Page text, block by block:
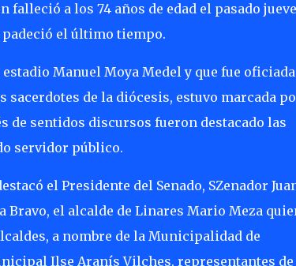
a los 74 años de edad el pasado
padeció el último tiempo.
Manuel Moya Medel y que fue
de la diócesis, estuvo marcada
de sentidos discursos fueron destacado las
servidor público.
el Presidente del Senado, SZenador
el alcalde de Linares Mario Meza
a nombre de la Municipalidad de
Ilse Aranís Vilches, representantes